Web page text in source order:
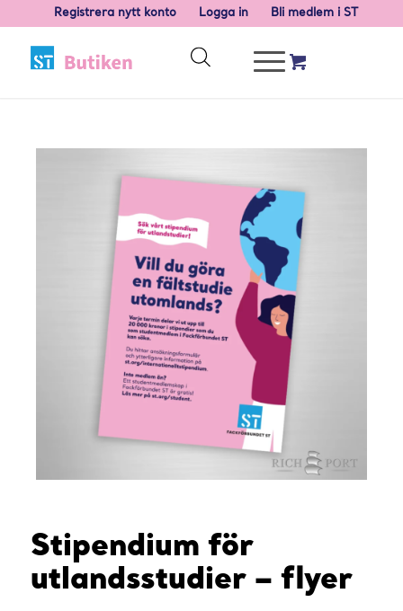
Registrera nytt konto Logga in Bli medlem i ST
Stipendium för
utlandsstudier – flyer